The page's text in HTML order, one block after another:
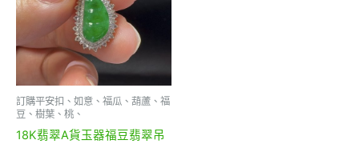
訂購平安扣、如意、福瓜、葫蘆、福
豆、樹葉、桃、
18K翡翠A貨玉器福豆翡翠吊